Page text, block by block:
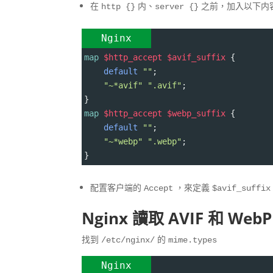
在 http {} 内、 server {} 之前，加入以下内
Nginx
map $http_accept $avif_suffix {
default "" ;
"~*avif"
".avif" ;
}
map $http_accept $webp_suffix {
default "" ;
"~*webp"
".webp" ;
}
配置客户端的Accept ，來定義$avif_suffix
Nginx 讀取 AVIF 和
找到 /etc/nginx/ 的mime.types
Nginx